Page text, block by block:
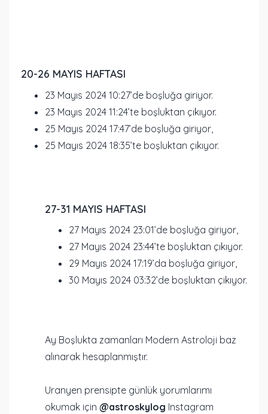
20-26 MAYIS HAFTASI
23 Mayıs 2024 10:27’de boşluğa giriyor.
23 Mayıs 2024 11:24’te boşluktan çıkıyor.
25 Mayıs 2024 17:47’de boşluğa giriyor,
25 Mayıs 2024 18:35’te boşluktan çıkıyor.
27-31 MAYIS HAFTASI
27 Mayıs 2024 23:01’de boşluğa giriyor,
27 Mayıs 2024 23:44’te boşluktan çıkıyor.
29 Mayıs 2024 17:19’da boşluğa giriyor,
30 Mayıs 2024 03:32’de boşluktan çıkıyor.
Ay Boşlukta zamanları Modern Astroloji baz
alınarak hesaplanmıştır.
Uranyen prensipte günlük yorumlarımı
okumak için @astroskylog Instagram